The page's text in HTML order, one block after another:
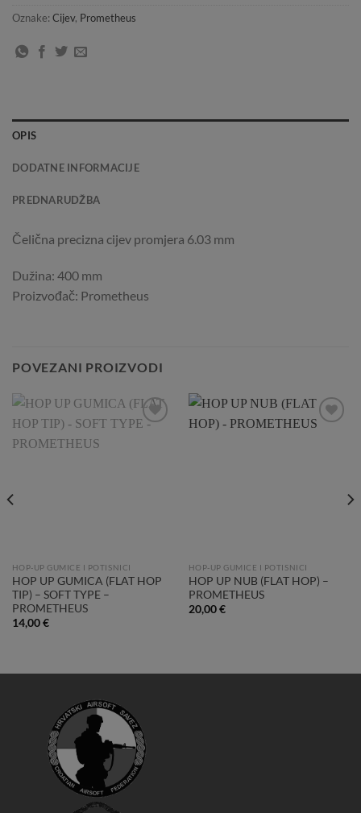
Oznake: Cijev, Prometheus
OPIS
DODATNE INFORMACIJE
PREDNARUDŽBA
Čelična precizna cijev promjera 6.03 mm
Dužina: 400 mm
Proizvođač: Prometheus
POVEZANI PROIZVODI
HOP-UP GUMICE I POTISNICI
HOP UP GUMICA (FLAT HOP
TIP) – SOFT TYPE –
PROMETHEUS
14,00€
HOP-UP GUMICE I POTISNICI
HOP UP NUB (FLAT HOP) –
PROMETHEUS
20,00€